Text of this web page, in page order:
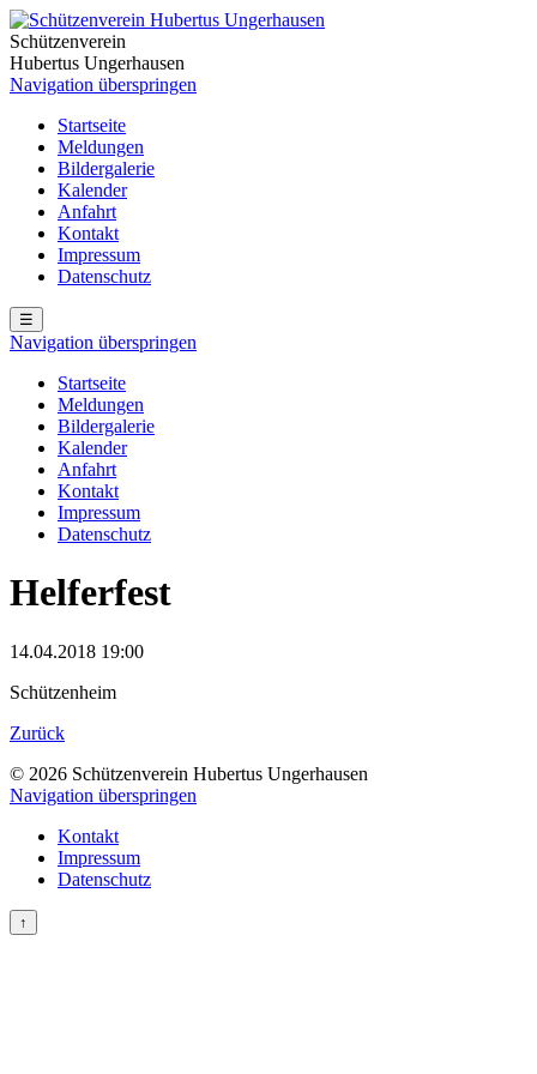
Schützenverein
Hubertus Ungerhausen
Navigation überspringen
Startseite
Meldungen
Bildergalerie
Kalender
Anfahrt
Kontakt
Impressum
Datenschutz
☰
Navigation überspringen
Startseite
Meldungen
Bildergalerie
Kalender
Anfahrt
Kontakt
Impressum
Datenschutz
Helferfest
14.04.2018 19:00
Schützenheim
Zurück
© 2026 Schützenverein Hubertus Ungerhausen
Navigation überspringen
Kontakt
Impressum
Datenschutz
↑